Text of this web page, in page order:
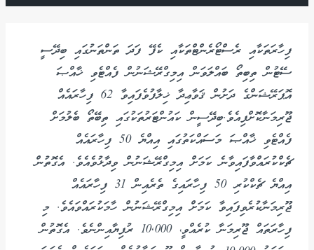
ފިހާރަތަކާއި ރެސްޓޯރެންޓްތަކާއި ކެފޭ ފަދަ ތަންތަނުގައި ބިދޭސީ
ސޭޓުން ތިބިތޯ ބައްލަވަން އިމިގްރޭޝަނުން ފެއްޓެވި ޚާއްޞަ
އޮޕަރޭޝަންގެ ދަށުން ޤަވާޢިދާ ޚިލާފުވެފައިވާ 62 ފިހާރައެއް
ޖޫރިމަނާކޮށްފިއެވެ.ބިދޭސީން ކައުންޓަރުތަކުގައި ތިބޭތޯ ބެލުމަށް
ފެއްޓެވި ޚާއްޞަ މަސައްކަތުގައި އިއްޔެ 50 ފިހާރައެއް
ޗެކްކުރައްވާފައިވާނެ ކަމަށް އިމިގްރޭޝަނުން ވިދާޅުވެއެވެ. އެގޮތުން
އިއްޔެ ޗެކްކުރި 50 ފިހާރައިގެ ތެރެއިން 31 ފިހާރައެއް
ޖޫރިމަނާކުރެވިފައިވާ ކަމަށް އިމިގްރޭޝަނުން ހާމަކުރައްވައެވެ. މި
ފިހާރަތައް ޖޫރިމަނާ ކުރެއްވީ، 10,000 ރުފިޔާއިންނެވެ. އެގޮތުން